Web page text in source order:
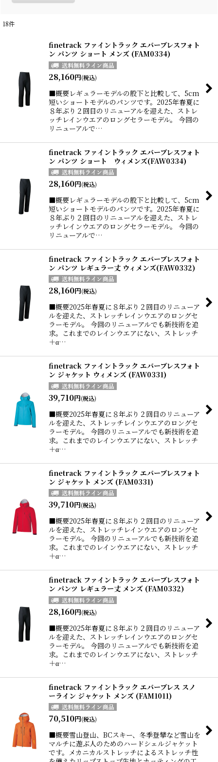
18件
finetrack ファイントラック エバーブレスフォト
ン パンツ ショート メンズ (FAM0334)
28,160円(税込)
■概要レギュラーモデルの股下と比較して、5cm
短いショートモデルのパンツです。2025年春夏に
８年ぶり２回目のリニューアルを迎えた、ストレ
ッチレインウエアのロングセラーモデル。 今回の
リニューアルで…
finetrack ファイントラック エバーブレスフォト
ン パンツ ショート ウィメンズ(FAW0334)
28,160円(税込)
■概要レギュラーモデルの股下と比較して、5cm
短いショートモデルのパンツです。2025年春夏に
８年ぶり２回目のリニューアルを迎えた、ストレ
ッチレインウエアのロングセラーモデル。 今回の
リニューアルで…
finetrack ファイントラック エバーブレスフォト
ン パンツ レギュラー丈 ウィメンズ(FAW0332)
28,160円(税込)
■概要2025年春夏に８年ぶり２回目のリニューア
ルを迎えた、ストレッチレインウエアのロングセ
ラーモデル。 今回のリニューアルでも新技術を追
求。これまでのレインウエアにない、ストレッチ
＋α…
finetrack ファイントラック エバーブレスフォト
ン ジャケット ウィメンズ (FAW0331)
39,710円(税込)
■概要2025年春夏に８年ぶり２回目のリニューア
ルを迎えた、ストレッチレインウエアのロングセ
ラーモデル。 今回のリニューアルでも新技術を追
求。これまでのレインウエアにない、ストレッチ
＋α…
finetrack ファイントラック エバーブレスフォト
ン ジャケット メンズ (FAM0331)
39,710円(税込)
■概要2025年春夏に８年ぶり２回目のリニューア
ルを迎えた、ストレッチレインウエアのロングセ
ラーモデル。 今回のリニューアルでも新技術を追
求。これまでのレインウエアにない、ストレッチ
＋α…
finetrack ファイントラック エバーブレスフォト
ン パンツ レギュラー丈 メンズ (FAM0332)
28,160円(税込)
■概要2025年春夏に８年ぶり２回目のリニューア
ルを迎えた、ストレッチレインウエアのロングセ
ラーモデル。 今回のリニューアルでも新技術を追
求。これまでのレインウエアにない、ストレッチ
＋α…
finetrack ファイントラック エバーブレス スノ
ーライン ジャケット メンズ (FAM1011)
70,510円(税込)
■概要雪山登山、BCスキー、冬季登攀など雪山を
マルチに遊ぶ人のためのハードシェルジャケット
です。メカニカルストレッチによるストレッチ性